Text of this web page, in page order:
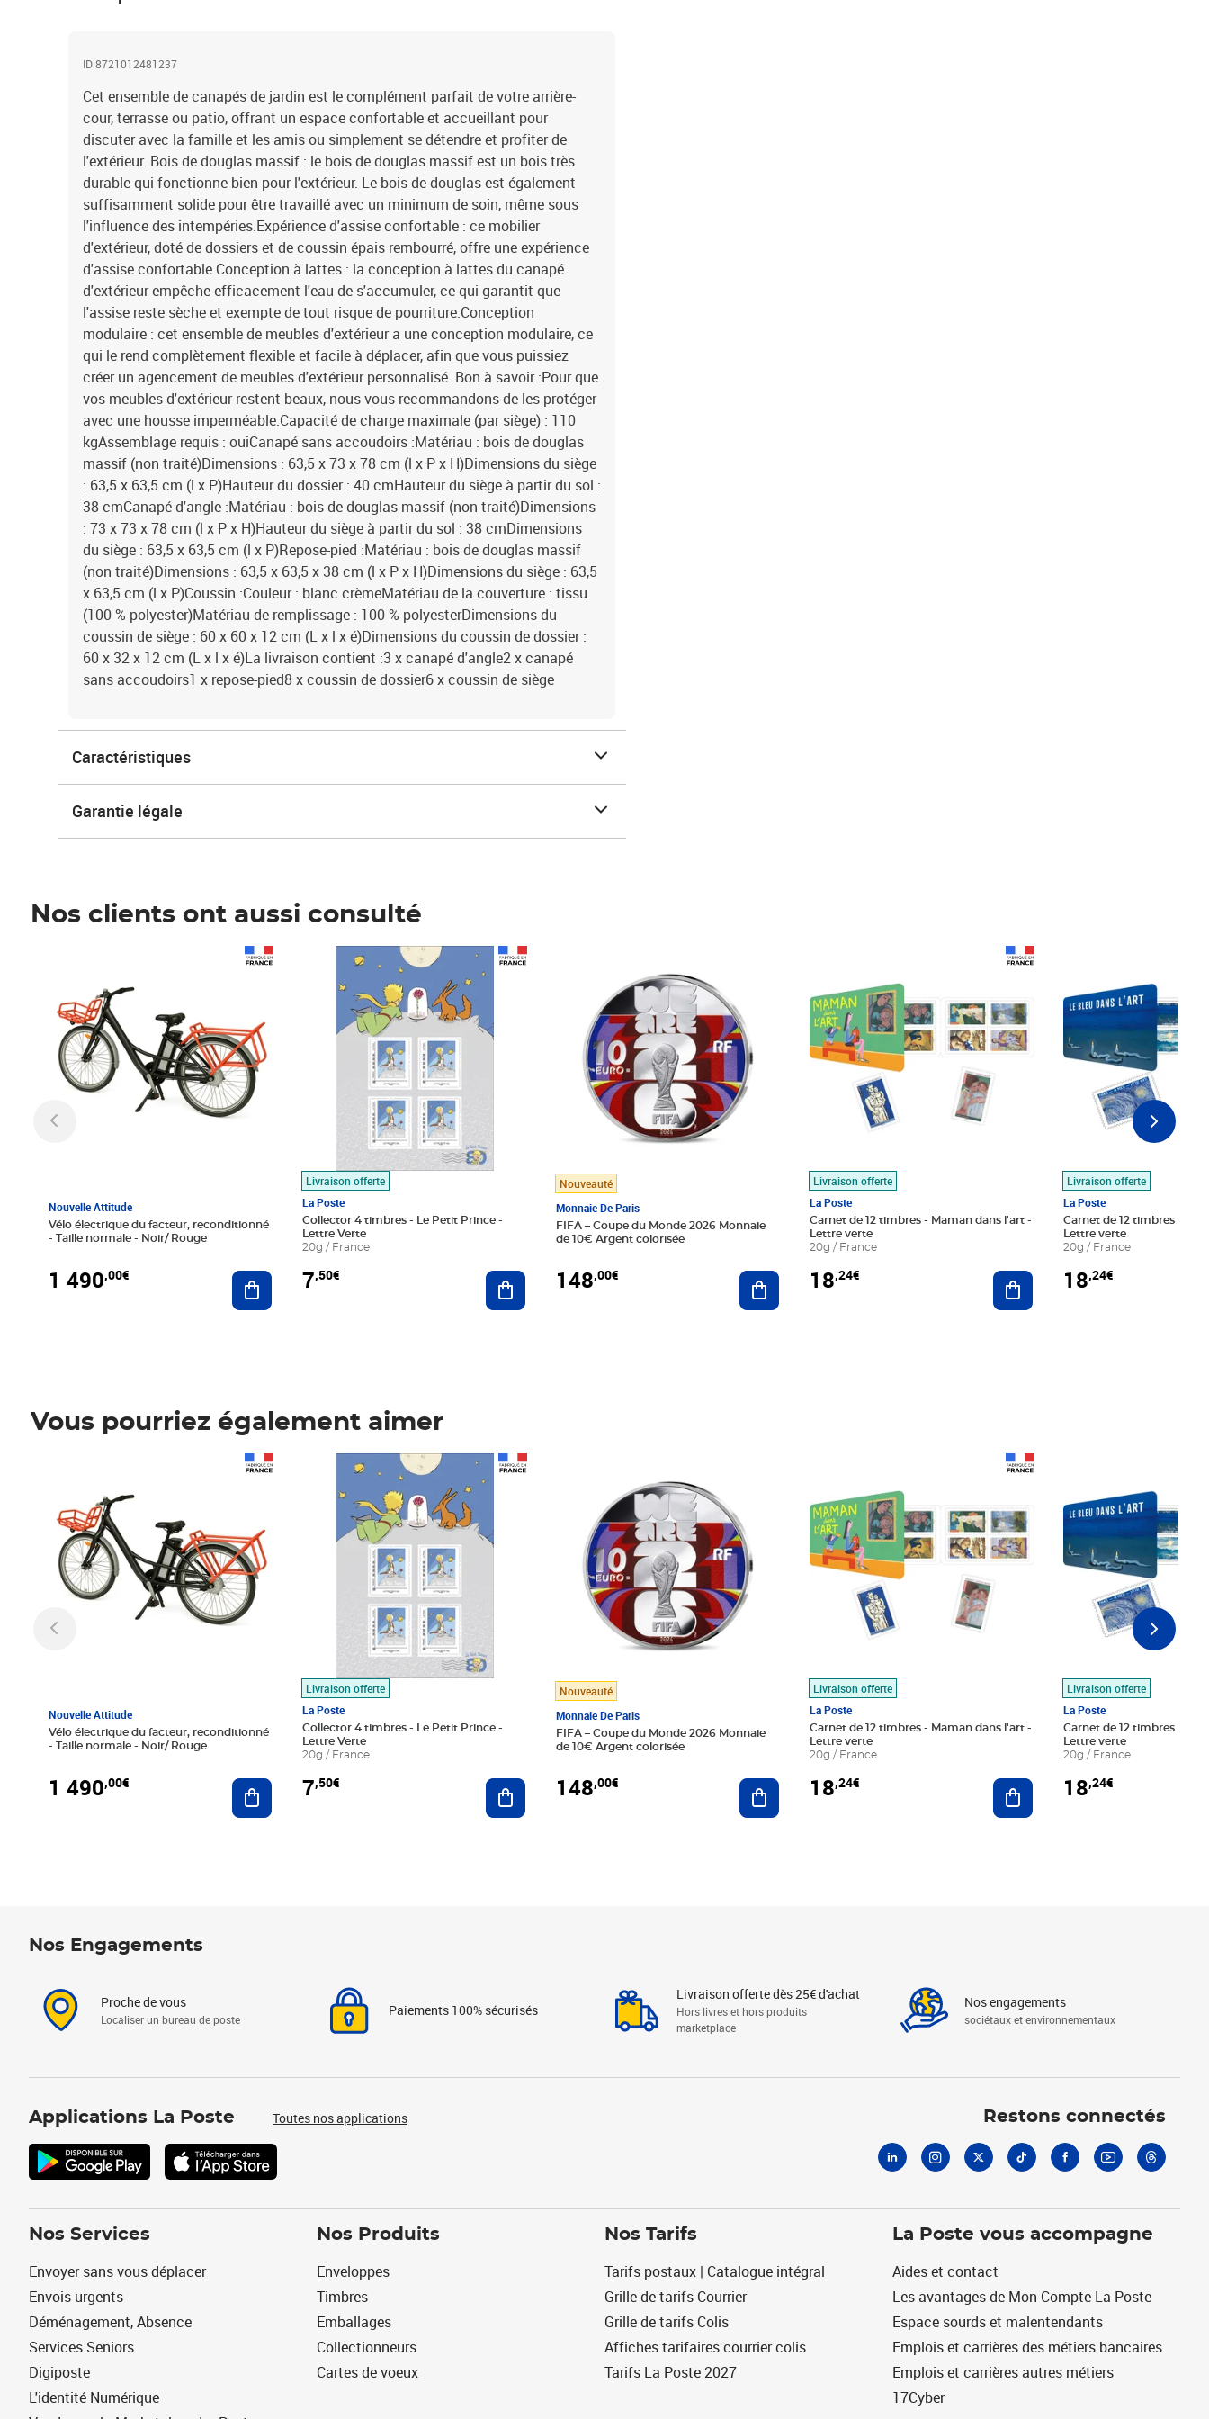
ID 8721012481237
Cet ensemble de canapés de jardin est le complément parfait de votre arrière-
cour, terrasse ou patio, offrant un espace confortable et accueillant pour
discuter avec la famille et les amis ou simplement se détendre et profiter de
l'extérieur. Bois de douglas massif : le bois de douglas massif est un bois très
durable qui fonctionne bien pour l'extérieur. Le bois de douglas est également
suffisamment solide pour être travaillé avec un minimum de soin, même sous
l'influence des intempéries.Expérience d'assise confortable : ce mobilier
d'extérieur, doté de dossiers et de coussin épais rembourré, offre une expérience
d'assise confortable.Conception à lattes : la conception à lattes du canapé
d'extérieur empêche efficacement l'eau de s'accumuler, ce qui garantit que
l'assise reste sèche et exempte de tout risque de pourriture.Conception
modulaire : cet ensemble de meubles d'extérieur a une conception modulaire, ce
qui le rend complètement flexible et facile à déplacer, afin que vous puissiez
créer un agencement de meubles d'extérieur personnalisé. Bon à savoir :Pour que
vos meubles d'extérieur restent beaux, nous vous recommandons de les protéger
avec une housse imperméable.Capacité de charge maximale (par siège) : 110
kgAssemblage requis : ouiCanapé sans accoudoirs :Matériau : bois de douglas
massif (non traité)Dimensions : 63,5 x 73 x 78 cm (l x P x H)Dimensions du siège
: 63,5 x 63,5 cm (l x P)Hauteur du dossier : 40 cmHauteur du siège à partir du sol :
38 cmCanapé d'angle :Matériau : bois de douglas massif (non traité)Dimensions
: 73 x 73 x 78 cm (l x P x H)Hauteur du siège à partir du sol : 38 cmDimensions
du siège : 63,5 x 63,5 cm (l x P)Repose-pied :Matériau : bois de douglas massif
(non traité)Dimensions : 63,5 x 63,5 x 38 cm (l x P x H)Dimensions du siège : 63,5
x 63,5 cm (l x P)Coussin :Couleur : blanc crèmeMatériau de la couverture : tissu
(100 % polyester)Matériau de remplissage : 100 % polyesterDimensions du
coussin de siège : 60 x 60 x 12 cm (L x l x é)Dimensions du coussin de dossier :
60 x 32 x 12 cm (L x l x é)La livraison contient :3 x canapé d'angle2 x canapé
sans accoudoirs1 x repose-pied8 x coussin de dossier6 x coussin de siège
Caractéristiques
Garantie légale
Nos clients ont aussi consulté
Nouvelle Attitude
Vélo électrique du facteur, reconditionné
- Taille normale - Noir/ Rouge
1 490,00€ Ajouter au panier
Livraison offerte
La Poste
Collector 4 timbres - Le Petit Prince -
Lettre Verte
20g / France
7,50€
Prix 7,50€
Ajouter au panier
Nouveauté
Monnaie De Paris
FIFA – Coupe du Monde 2026 Monnaie
de 10€ Argent colorisée
148,00€ Ajouter au panier
Livraison offerte
La Poste
Carnet de 12 timbres - Maman dans l'art -
Lettre verte
20g / France
18,24€ Ajouter au panier
Livraison offerte
La Poste
Carnet de 12 timbres - Le
Lettre verte
20g / France
18,24€
Vous pourriez également aimer
Nouvelle Attitude
Vélo électrique du facteur, reconditionné
- Taille normale - Noir/ Rouge
1 490,00€ Ajouter au panier
Livraison offerte
La Poste
Collector 4 timbres - Le Petit Prince -
Lettre Verte
20g / France
7,50€
Prix 7,50€
Ajouter au panier
Nouveauté
Monnaie De Paris
FIFA – Coupe du Monde 2026 Monnaie
de 10€ Argent colorisée
148,00€ Ajouter au panier
Livraison offerte
La Poste
Carnet de 12 timbres - Maman dans l'art -
Lettre verte
20g / France
18,24€ Ajouter au panier
Livraison offerte
La Poste
Carnet de 12 timbres - Le
Lettre verte
20g / France
18,24€
Nos Engagements
Proche de vous
Localiser un bureau de poste
Paiements 100% sécurisés
Livraison offerte dès 25€ d'achat
Hors livres et hors produits
marketplace
Nos engagements
sociétaux et environnementaux
Applications La Poste Toutes nos applications Restons connectés
Nos Services
Envoyer sans vous déplacer
Envois urgents
Déménagement, Absence
Services Seniors
Digiposte
L'identité Numérique
Nos Produits
Enveloppes
Timbres
Emballages
Collectionneurs
Cartes de voeux
Nos Tarifs
Tarifs postaux | Catalogue intégral
Grille de tarifs Courrier
Grille de tarifs Colis
Affiches tarifaires courrier colis
Tarifs La Poste 2027
La Poste vous accompagne
Aides et contact
Les avantages de Mon Compte La Poste
Espace sourds et malentendants
Emplois et carrières des métiers bancaires
Emplois et carrières autres métiers
17Cyber